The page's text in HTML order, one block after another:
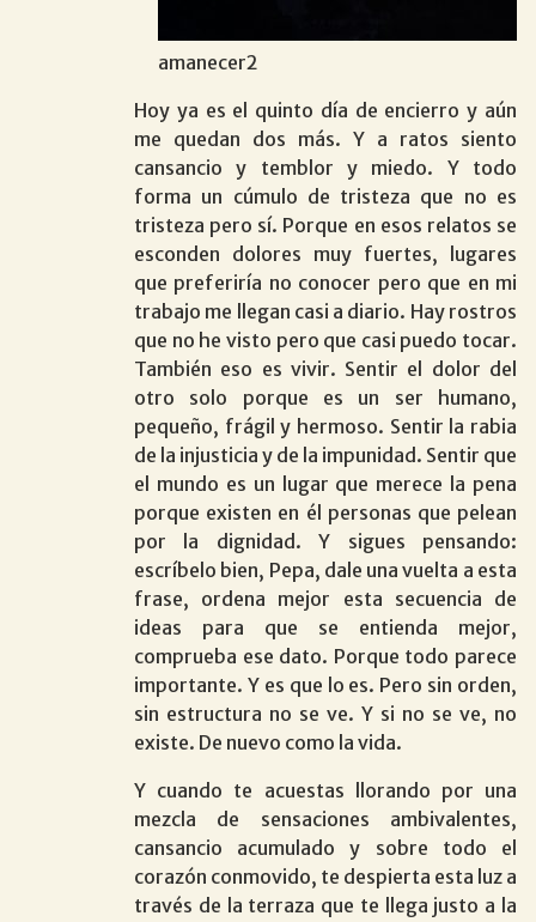
amanecer2
Hoy ya es el quinto día de encierro y aún
me quedan dos más. Y a ratos siento
cansancio y temblor y miedo. Y todo
forma un cúmulo de tristeza que no es
tristeza pero sí. Porque en esos relatos se
esconden dolores muy fuertes, lugares
que preferiría no conocer pero que en mi
trabajo me llegan casi a diario. Hay rostros
que no he visto pero que casi puedo tocar.
También eso es vivir. Sentir el dolor del
otro solo porque es un ser humano,
pequeño, frágil y hermoso. Sentir la rabia
de la injusticia y de la impunidad. Sentir que
el mundo es un lugar que merece la pena
porque existen en él personas que pelean
por la dignidad. Y sigues pensando:
escríbelo bien, Pepa, dale una vuelta a esta
frase, ordena mejor esta secuencia de
ideas para que se entienda mejor,
comprueba ese dato. Porque todo parece
importante. Y es que lo es. Pero sin orden,
sin estructura no se ve. Y si no se ve, no
existe. De nuevo como la vida.
Y cuando te acuestas llorando por una
mezcla de sensaciones ambivalentes,
cansancio acumulado y sobre todo el
corazón conmovido, te despierta esta luz a
través de la terraza que te llega justo a la